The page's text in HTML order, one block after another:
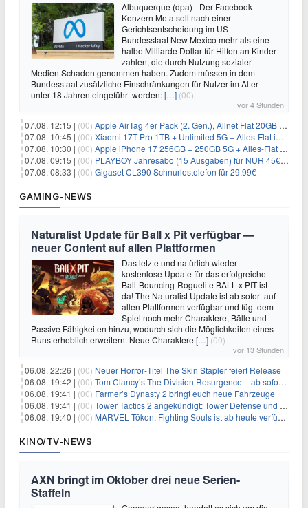
Albuquerque (dpa) - Der Facebook-
Konzern Meta soll nach einer
Gerichtsentscheidung im US-
Bundesstaat New Mexico mehr als eine
halbe Milliarde Dollar für Hilfen an Kinder
zahlen, die durch Nutzung sozialer
Medien Schaden genommen haben. Zudem müssen in dem
Bundesstaat zusätzliche Einschränkungen für Nutzer im Alter
unter 18 Jahren eingeführt werden:[…] (00)
vor 4 Stunden
07.08. 12:15 | (00) Apple AirTag 4er Pack (2. Gen.), Allnet Flat 20GB 5G im Telekom-Netz für 14,99€/Monat – eff. 2,07€/Monat
07.08. 10:45 | (00) Xiaomi 17T Pro 1TB + Unlimited 5G + Alles-Flat im o2 Netz für 29,99€/Monat – eff. 1,15€/Monat
07.08. 10:30 | (00) Apple iPhone 17 256GB + 250GB 5G + Alles-Flat im Telekom-Netz für 34€/Monat – eff. 6,29€/Monat
07.08. 09:15 | (00) PLAYBOY Jahresabo (15 Ausgaben) für NUR 45€ (statt 198€)
07.08. 08:33 | (00) Gigaset CL390 Schnurlostelefon für 29,99€
GAMING-NEWS
Naturalist Update für Ball x Pit verfügbar —
neuer Content auf allen Plattformen
Das letzte und natürlich wieder
kostenlose Update für das erfolgreiche
Ball-Bouncing-Roguelite BALL x PIT ist
da! The Naturalist Update ist ab sofort auf
allen Plattformen verfügbar und fügt dem
Spiel noch mehr Charaktere, Bälle und
Passive Fähigkeiten hinzu, wodurch sich die Möglichkeiten eines
Runs erheblich erweitern. Neue Charaktere […] (00)
vor 13 Stunden
06.08. 22:26 | (00) Neuer Horror‑Titel The Skin Stapler feiert Release
06.08. 19:42 | (00) Tom Clancy’s The Division Resurgence – ab sofort für euch verfügbar
06.08. 19:41 | (00) Farmer’s Dynasty 2 bringt euch neue Fahrzeuge
06.08. 19:41 | (00) Tower Tactics 2 angekündigt: Tower Defense und Deckbuilding Kombo kehrt zurück
06.08. 19:40 | (00) MARVEL Tōkon: Fighting Souls ist ab heute verfügbar
KINO/TV-NEWS
AXN bringt im Oktober drei neue Serien-
Staffeln